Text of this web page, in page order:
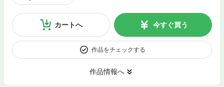
カートへ 今すぐ買う
作品をチェックする
作品情報へ